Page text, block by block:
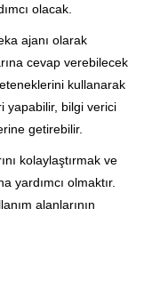
olacak.
ajanı olarak
cevap verebilecek
kullanarak
yapabilir, bilgi verici
getirebilir.
kolaylaştırmak ve
yardımcı olmaktır.
alanlarının